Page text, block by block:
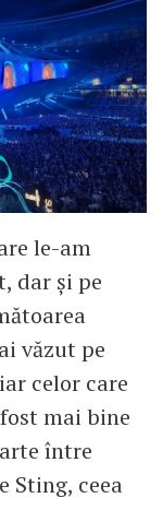
le-am
dar și pe
văzut pe
celor care
mai bine
între
Sting, ceea